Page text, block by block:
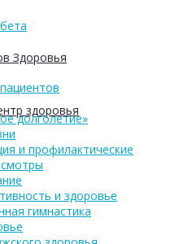
Здоровья
здоровья
долголетие»
и профилактические
и здоровье
гимнастика